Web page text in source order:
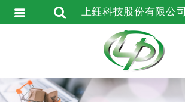
上鈺科技股份有限公司
會員登入
會員註冊
忘記密碼